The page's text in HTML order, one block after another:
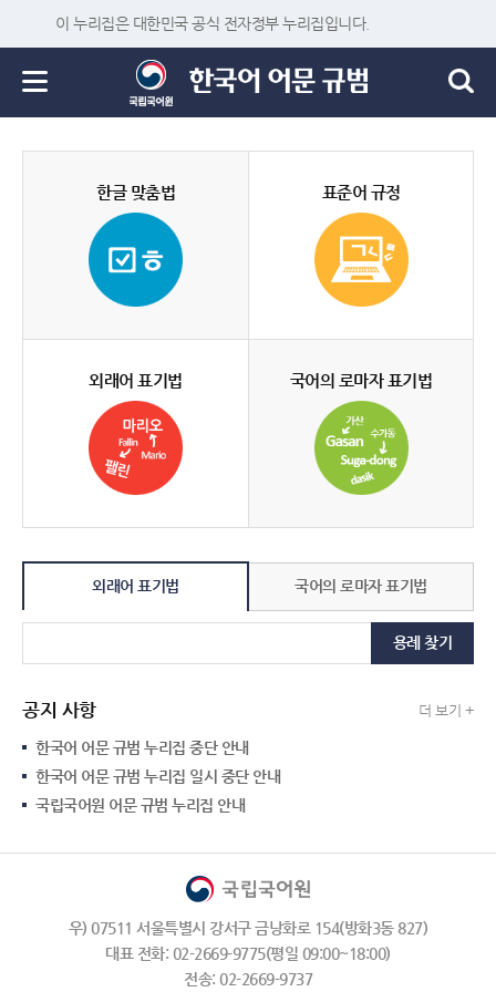
이 누리집은 대한민국 공식 전자정부 누리집입니다.
한글 맞춤법 표준어 규정
외래어 표기법 국어의 로마자 표기법
외래어 표기법 국어의 로마자 표기법
용례 찾기
공지 사항 더 보기 +
한국어 어문 규범 누리집 중단 안내
한국어 어문 규범 누리집 일시 중단 안내
국립국어원 어문 규범 누리집 안내
우) 07511 서울특별시 강서구 금낭화로 154(방화3동 827)
대표 전화: 02-2669-9775(평일 09:00~18:00)
전송: 02-2669-9737